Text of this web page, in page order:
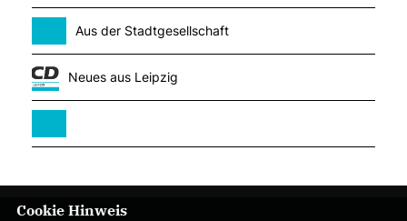
Aus der Stadtgesellschaft
Neues aus Leipzig
Cookie Hinweis